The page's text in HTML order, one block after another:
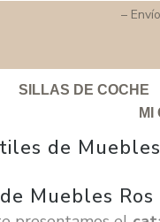
–
SILLAS DE COCHE
MI
de
Muebles Ros